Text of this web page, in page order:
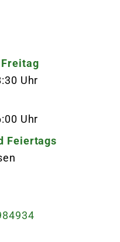
Uhr
Uhr
Feiertags